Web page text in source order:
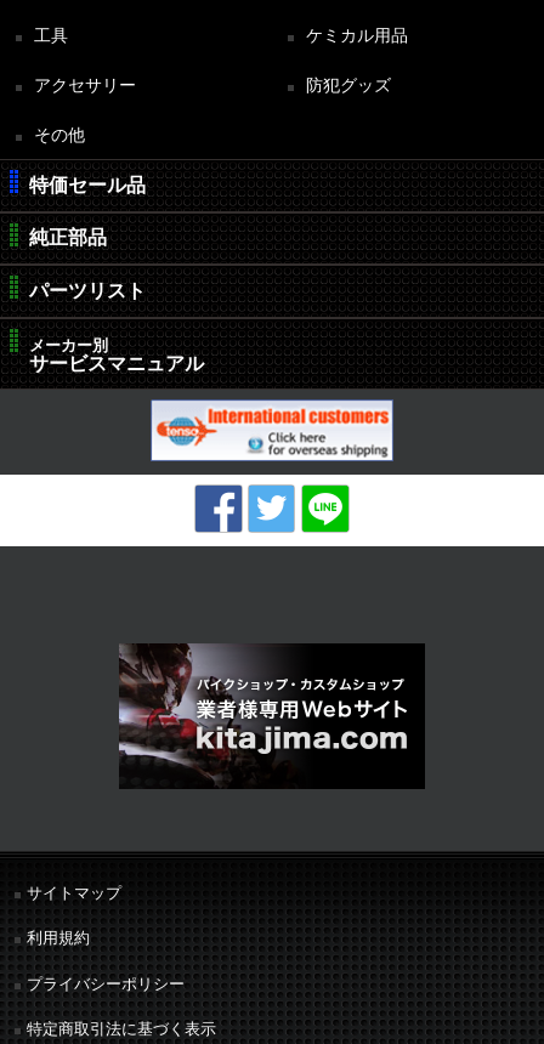
工具 ケミカル用品
アクセサリー 防犯グッズ
その他
特価セール品
純正部品
パーツリスト
メーカー別
サービスマニュアル
サイトマップ
利用規約
プライバシーポリシー
特定商取引法に基づく表示